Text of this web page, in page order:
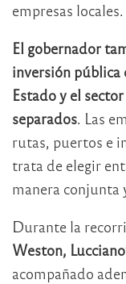
empresas locales.
El gobernador
inversión pública
Estado y el
separados. Las
rutas, puertos e
trata de elegir
manera conjunta
Durante la
Weston,
acompañado